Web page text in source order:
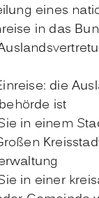
eines
in das
die
ist
in einem
in einer